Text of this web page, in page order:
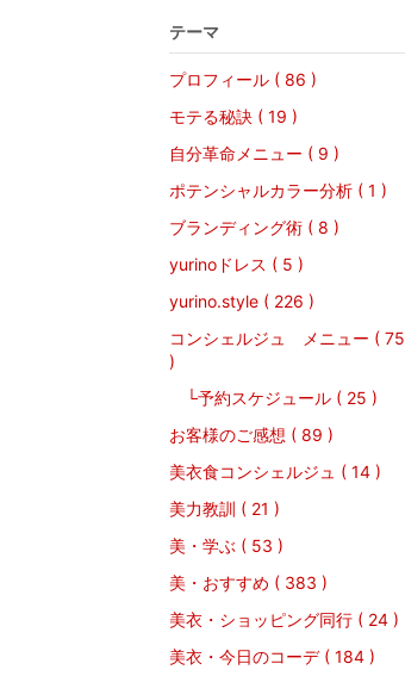
テーマ
プロフィール ( 86 )
モテる秘訣 ( 19 )
自分革命メニュー ( 9 )
ポテンシャルカラー分析 ( 1 )
ブランディング術 ( 8 )
yurinoドレス ( 5 )
yurino.style ( 226 )
コンシェルジュ メニュー ( 75
)
└予約スケジュール ( 25 )
お客様のご感想 ( 89 )
美衣食コンシェルジュ ( 14 )
美力教訓 ( 21 )
美・学ぶ ( 53 )
美・おすすめ ( 383 )
美衣・ショッピング同行 ( 24 )
美衣・今日のコーデ ( 184 )